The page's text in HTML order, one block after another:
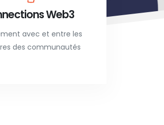
Web3
avec et entre les
des communautés